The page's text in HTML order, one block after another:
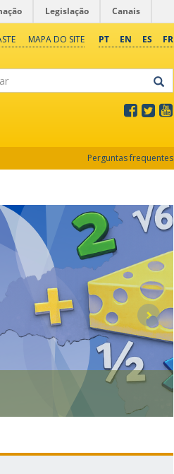
Legislação Canais
PT EN ES FR
MAPA DO SITE
Perguntas frequentes